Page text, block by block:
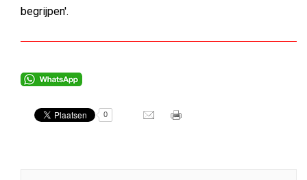
begrijpen'.
0